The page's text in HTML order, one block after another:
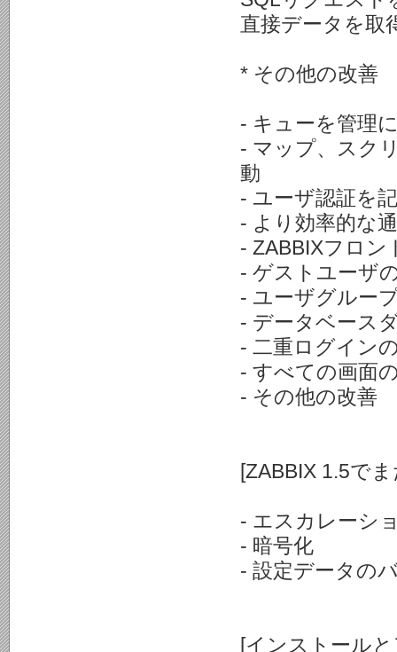
直接データを取
* その他の改善
- キューを管理
- マップ、スク
動
- ユーザ認証を
- より効率的な
- ZABBIXフロ
- ゲストユーザ
- ユーザグルー
- データベース
- 二重ログイン
- すべての画面
- その他の改善
[ZABBIX 1.5で
- エスカレーシ
- 暗号化
- 設定データの
[インストール